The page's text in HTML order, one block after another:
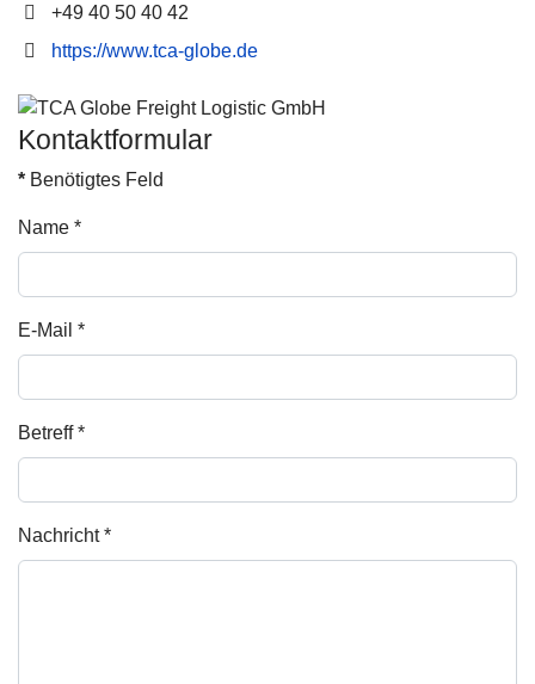
Fax
+49 40 50 40 42
Website
https://www.tca-globe.de
Kontaktformular
* Benötigtes Feld
Name *
E-Mail *
Betreff*
Nachricht*